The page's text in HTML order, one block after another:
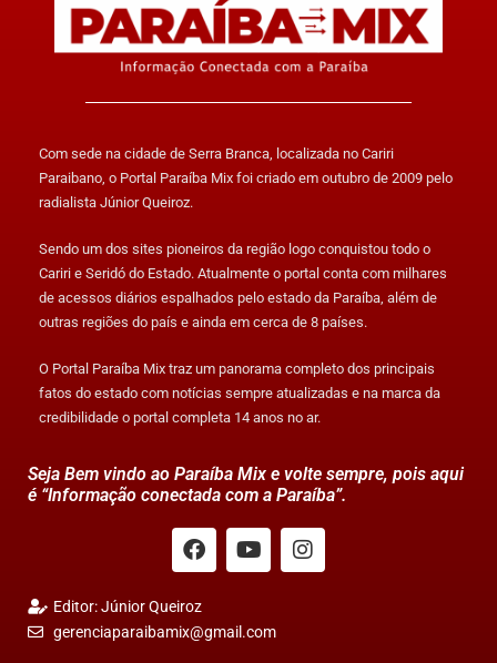
Com sede na cidade de Serra Branca, localizada no Cariri
Paraibano, o Portal Paraíba Mix foi criado em outubro de 2009 pelo
radialista Júnior Queiroz.
Sendo um dos sites pioneiros da região logo conquistou todo o
Cariri e Seridó do Estado. Atualmente o portal conta com milhares
de acessos diários espalhados pelo estado da Paraíba, além de
outras regiões do país e ainda em cerca de 8 países.
O Portal Paraíba Mix traz um panorama completo dos principais
fatos do estado com notícias sempre atualizadas e na marca da
credibilidade o portal completa 14 anos no ar.
Seja Bem vindo ao Paraíba Mix e volte sempre, pois aqui
é “Informação conectada com a Paraíba”.
Editor: Júnior Queiroz
gerenciaparaibamix@gmail.com